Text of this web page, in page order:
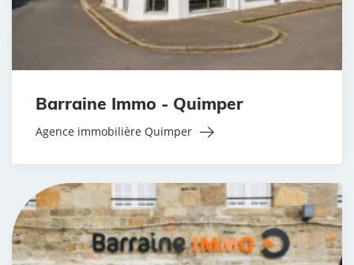
Barraine Immo - Quimper
Agence immobilière Quimper